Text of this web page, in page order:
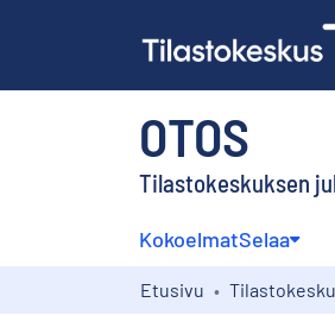
OTOS
Tilastokeskuksen
KokoelmatSelaa
Etusivu